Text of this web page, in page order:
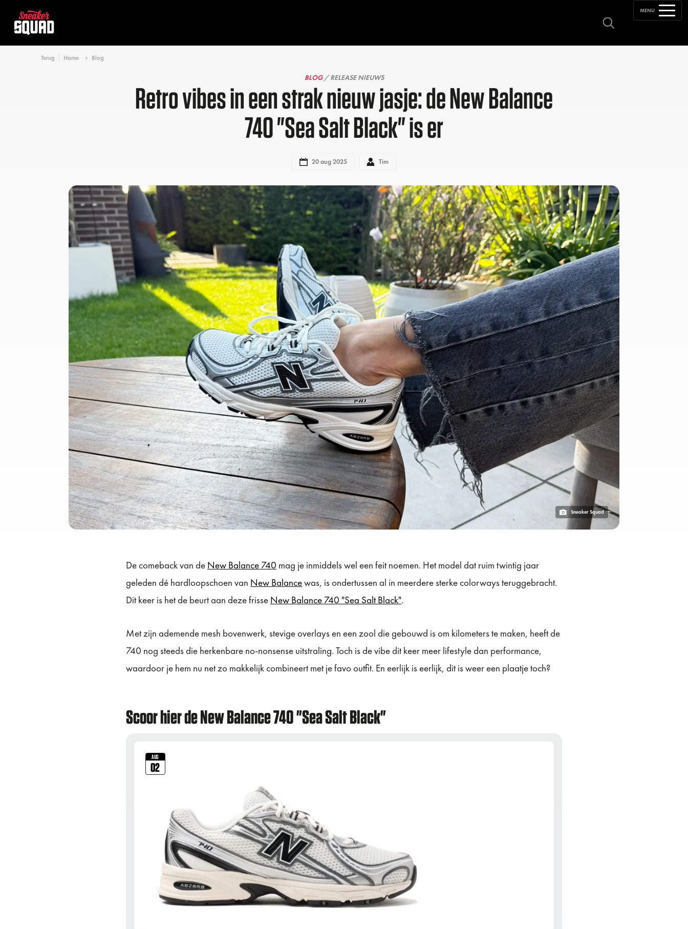
MENU
Terug Home Blog
BLOG/ RELEASE NIEUWS
Retro vibes in een strak nieuw jasje: de New Balance
740 "Sea Salt Black" is er
20 aug 2025 Tim
Sneaker Squad
De comeback van de New Balance 740 mag je inmiddels wel een feit noemen. Het model dat ruim twintig jaar
geleden dé hardloopschoen van New Balancewas, is ondertussen al in meerdere sterke colorways teruggebracht.
Dit keer is het de beurt aan deze frisse New Balance 740 "Sea Salt Black".
Met zijn ademende mesh bovenwerk, stevige overlays en een zool die gebouwd is om kilometers te maken, heeft de
740 nog steeds die herkenbare no-nonsense uitstraling. Toch is de vibe dit keer meer lifestyle dan performance,
waardoor je hem nu net zo makkelijk combineert met je favo outfit. En eerlijk is eerlijk, dit is weer een plaatje toch?
Scoor hier de New Balance 740 "Sea Salt Black"
AUG
02